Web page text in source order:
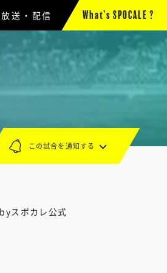
放送・配信 What’s SPOCALE ?
byスポカレ公式
この試合を通知する